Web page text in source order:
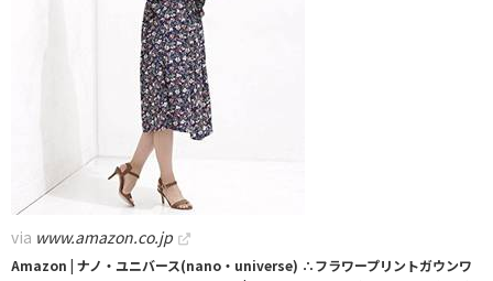
via www.amazon.co.jp
Amazon | ナノ・ユニバース(nano・universe) ∴フラワープリントガウンワ